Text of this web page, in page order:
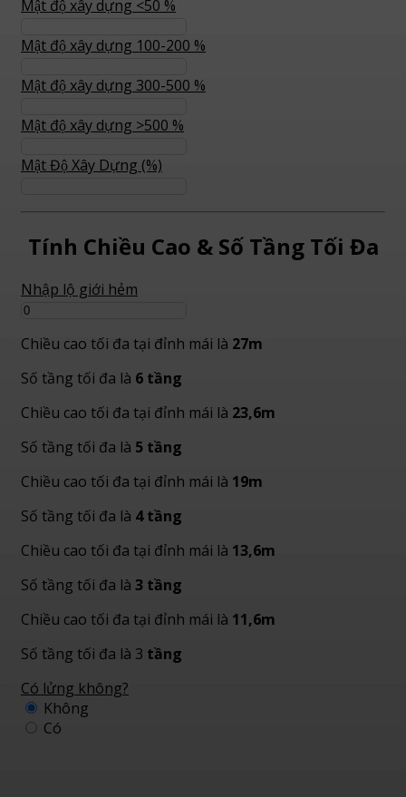
Mật độ xây dựng <50 %
Mật độ xây dựng 100-200 %
Mật độ xây dựng 300-500 %
Mật độ xây dựng >500 %
Mật Độ Xây Dựng (%)
Tính Chiều Cao & Số Tầng Tối Đa
Nhập lộ giới hẻm
Chiều cao tối đa tại đỉnh mái là 27m
Số tầng tối đa là 6 tầng
Chiều cao tối đa tại đỉnh mái là 23,6m
Số tầng tối đa là 5 tầng
Chiều cao tối đa tại đỉnh mái là 19m
Số tầng tối đa là 4 tầng
Chiều cao tối đa tại đỉnh mái là 13,6m
Số tầng tối đa là 3 tầng
Chiều cao tối đa tại đỉnh mái là 11,6m
Số tầng tối đa là 3 tầng
Có lửng không?
Không
Có